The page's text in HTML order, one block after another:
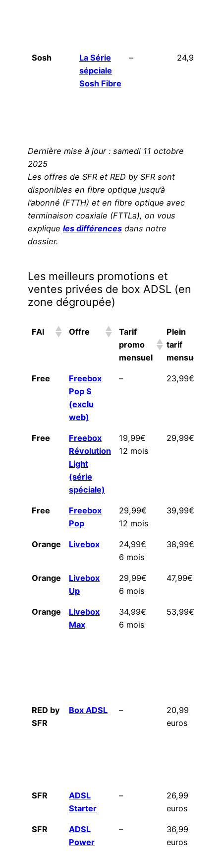
Sosh
La Série
sépciale
Sosh Fibre
– 24,99€
Dernière mise à jour : samedi 11 octobre
2025
Les offres de SFR et RED by SFR sont
disponibles en fibre optique jusqu’à
l’abonné (FTTH) et en fibre optique avec
terminaison coaxiale (FTTLa), on vous
explique les différences dans notre
dossier.
Les meilleurs promotions et
ventes privées de box ADSL (en
zone dégroupée)
FAI Offre
Tarif
promo
mensuel
Plein
tarif
mensuel
FAI Offre
Plein
Free
Freebox
Pop S
(exclu
web)
– 23,99€
Free
Freebox
Révolution
Light
(série
spéciale)
19,99€
12 mois
29,99€
Free
Freebox
Pop
29,99€
12 mois
39,99€
Orange Livebox
24,99€
6 mois
38,99€
Orange
Livebox
Up
29,99€
6 mois
47,99€
Orange
Livebox
Max
34,99€
6 mois
53,99€
RED by
SFR
Box ADSL –
20,99
euros
SFR
ADSL
Starter
–
26,99
euros
SFR
ADSL
Power
–
36,99
euros